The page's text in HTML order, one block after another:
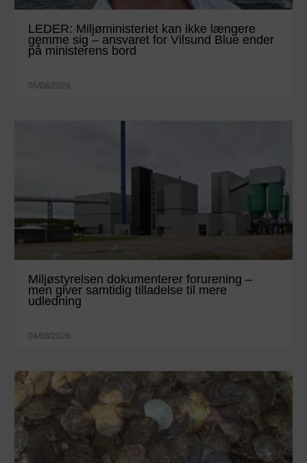
LEDER: Miljøministeriet kan ikke længere
gemme sig – ansvaret for Vilsund Blue ender
på ministerens bord
05/08/2026
Miljøstyrelsen dokumenterer forurening –
men giver samtidig tilladelse til mere
udledning
04/08/2026